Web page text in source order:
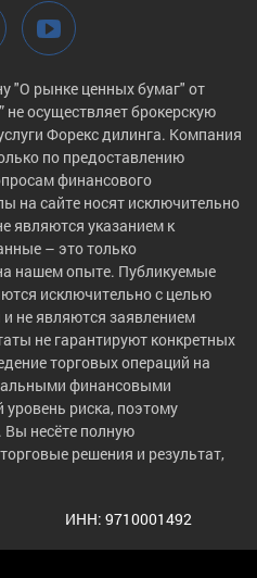
"О рынке ценных бумаг" от
осуществляет брокерскую
Форекс дилинга. Компания
по предоставлению
финансового
на сайте носят исключительно
являются указанием к
– это только
нашем опыте. Публикуемые
исключительно с целью
не являются заявлением
не гарантируют конкретных
торговых операций на
финансовыми
риска, поэтому
Вы несёте полную
решения и результат,
ИНН: 9710001492